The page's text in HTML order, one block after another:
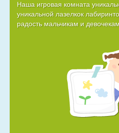
Наша игровая комната
уникальной лазелкок
радость мальчикам и